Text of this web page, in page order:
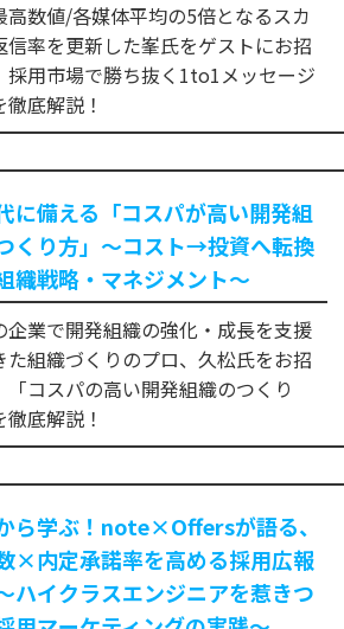
高数値/各媒体平均の5倍となるスカ
信率を更新した峯氏をゲストにお招
採用市場で勝ち抜く1to1メッセージ
底解説！
に備える「コスパが高い開発組
くり方」〜コスト→投資へ転換
織戦略・マネジメント〜
企業で開発組織の強化・成長を支援
た組織づくりのプロ、久松氏をお招
「コスパの高い開発組織のつくり
徹底解説！
ら学ぶ！note×Offersが語る、
×内定承諾率を高める採用広報
ハイクラスエンジニアを惹きつ